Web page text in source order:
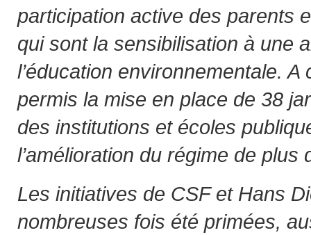
participation active des parents
qui sont la sensibilisation à une
l’éducation environnementale. A
permis la mise en place de 38
des institutions et écoles
l’amélioration du régime de plus
Les initiatives de CSF et Hans
nombreuses fois été primées,